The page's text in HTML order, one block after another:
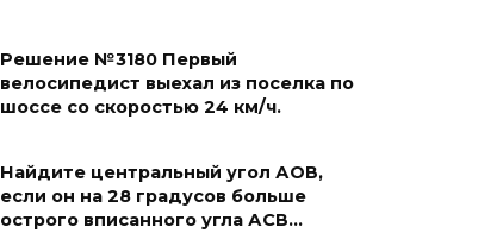
Решение №3180 Первый
велосипедист выехал из поселка по
шоссе со скоростью 24 км/ч.
Найдите центральный угол АОВ,
если он на 28 градусов больше
острого вписанного угла АСВ…